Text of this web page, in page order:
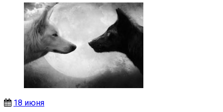
18 июня